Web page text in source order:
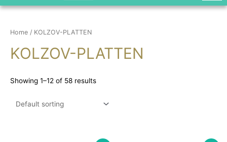
Home / KOLZOV-PLATTEN
KOLZOV-PLATTEN
Showing 1–12 of 58 results